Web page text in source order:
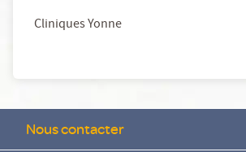
Cliniques Yonne
Nous contacter